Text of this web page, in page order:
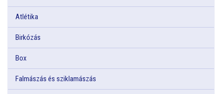
Atlétika
Birkózás
Box
Falmászás és sziklamászás